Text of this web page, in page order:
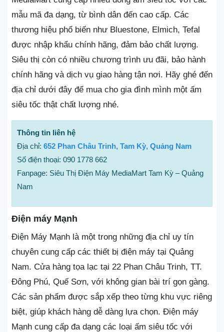
mẫu mã đa dạng, từ bình dân đến cao cấp. Các
thương hiệu phổ biến như Bluestone, Elmich, Tefal
được nhập khẩu chính hãng, đảm bảo chất lượng.
Siêu thị còn có nhiều chương trình ưu đãi, bảo hành
chính hãng và dịch vụ giao hàng tận nơi. Hãy ghé đến
địa chỉ dưới đây để mua cho gia đình mình một ấm
siêu tốc thật chất lượng nhé.
Thông tin liên hệ
Địa chỉ: 652 Phan Châu Trinh, Tam Kỳ, Quảng Nam
Số điện thoại: 090 1778 662
Fanpage: Siêu Thị Điện Máy MediaMart Tam Kỳ – Quảng
Nam
Điện máy Mạnh
Điện Máy Mạnh là một trong những địa chỉ uy tín
chuyên cung cấp các thiết bị điện máy tại Quảng
Nam. Cửa hàng tọa lạc tại 22 Phan Châu Trinh, TT.
Đông Phú, Quế Sơn, với không gian bài trí gọn gàng.
Các sản phẩm được sắp xếp theo từng khu vực riêng
biệt, giúp khách hàng dễ dàng lựa chọn. Điện máy
Mạnh cung cấp đa dạng các loại ấm siêu tốc với